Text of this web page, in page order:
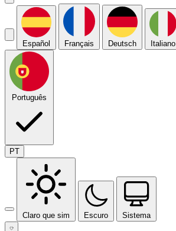
Español Français Deutsch Italiano
Português
PT
Claro que sim Escuro Sistema